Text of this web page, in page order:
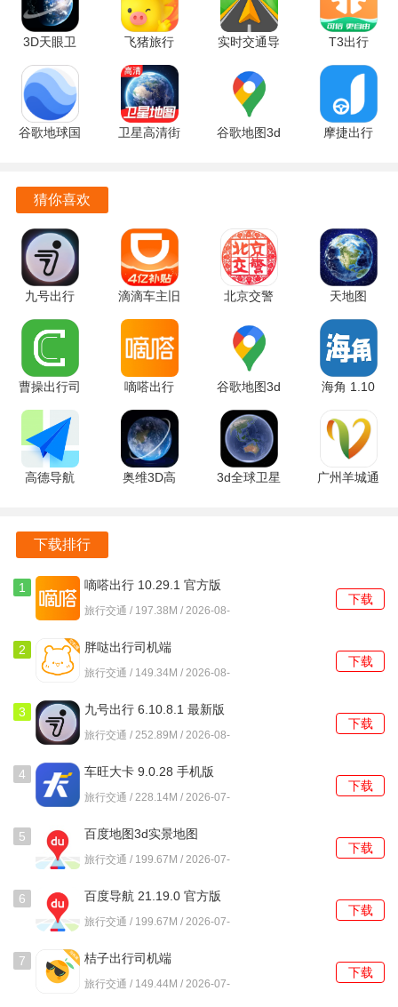
到站提醒功能在用户设定范围内及时发出提醒，确保不会错
过车站。
鹤壁行软件特色
无须携带实体卡，用户可通过APP实现便捷乘车，提升出行
的灵活性。
供精准的信息服务。
实时更新公交数据，确保用户获取的信息始终准确，提升出
行的效率。
增加献血光荣卡的贴卡充值支持，体现了对社会公益的关
注，增强了用户的使用体验。
3D天眼卫
星实景地图
3.0.5.6 手
机版
飞猪旅行
10.0.1.106
官方版
实时交通导
安卓版
T3出行
4.5.8 安卓
版
谷歌地球国
手机版
卫星高清街
谷歌地图3d
摩捷出行
猜你喜欢
九号出行
6.10.8.1 最
新版
滴滴车主旧
版本 9.3.10
安卓版
北京交警
版
天地图
1.1.9 安卓
版
曹操出行司
机端 2.30.3
官方版
嘀嗒出行
10.29.1 官
方版
谷歌地图3d
实景地图
26.30.02.950492155
手机版
海角 1.10
高德导航
奥维3D高
3d全球卫星
广州羊城通
下载排行
1 嘀嗒出行 10.29.1 官方版
旅行交通 / 197.38M / 2026-08-
下载
2
胖哒出行司机端
6.70.0.0004 官方版
旅行交通 / 149.34M / 2026-08-
下载
3 九号出行 6.10.8.1 最新版
旅行交通 / 252.89M / 2026-08-
下载
4 车旺大卡 9.0.28 手机版
旅行交通 / 228.14M / 2026-07-
下载
5
百度地图3d实景地图
21.19.0 最新版
旅行交通 / 199.67M / 2026-07-
下载
6 百度导航 21.19.0 官方版
旅行交通 / 199.67M / 2026-07-
下载
7
桔子出行司机端
6.70.0.0006 官方版
旅行交通 / 149.44M / 2026-07-
下载